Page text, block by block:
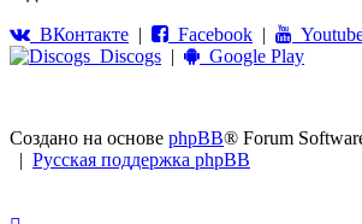
ВКонтакте | Facebook |
Discogs | Google Play
Создано на основе phpBB® Forum
| Русская поддержка phpBB